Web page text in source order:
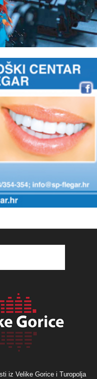
iz Velike Gorice i Turopolja